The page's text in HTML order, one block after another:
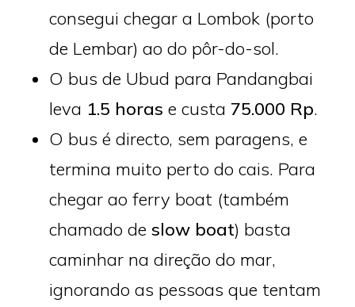
consegui chegar a Lombok (porto
de Lembar) ao do pôr-do-sol.
O bus de Ubud para Pandangbai
leva 1.5 horas e custa 75.000 Rp.
O bus é directo, sem paragens, e
termina muito perto do cais. Para
chegar ao ferry boat (também
chamado deslow boat) basta
caminhar na direção do mar,
ignorando as pessoas que tentam